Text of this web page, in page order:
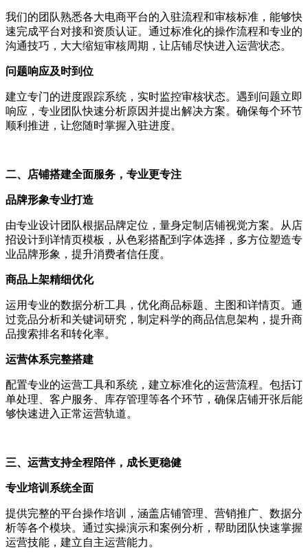
我们的团队熟悉各大电商平台的入驻流程和审核标准，能够快
速完成平台对接和资质认证。通过标准化的操作流程和专业的
沟通技巧，大大缩短审核周期，让店铺尽快进入运营状态。
问题响应及时到位
建立专门的进度跟踪系统，实时监控审核状态。遇到问题立即
响应，专业团队快速分析原因并提出解决方案。确保每个环节
顺利推进，让您随时掌握入驻进度。
二、店铺搭建全面服务，专业更专注
品牌形象专业打造
由专业设计团队根据品牌定位，量身定制店铺视觉方案。从店
招设计到详情页模板，从色彩搭配到字体选择，多方位塑造专
业品牌形象，提升消费者信任度。
商品上架精细优化
运用专业的数据分析工具，优化商品标题、主图和详情页。通
过竞品分析和关键词研究，制定科学的商品信息架构，提升商
品搜索排名和转化率。
运营体系完整搭建
配置专业的运营工具和系统，建立标准化的运营流程。包括订
单处理、客户服务、库存管理等各个环节，确保店铺开张后能
够快速进入正常运营轨道。
三、运营支持全程陪伴，成长更稳健
专业培训系统全面
提供完整的平台操作培训，涵盖店铺管理、营销推广、数据分
析等各个模块。通过实操演示和案例分析，帮助团队快速掌握
运营技能，建立自主运营能力。